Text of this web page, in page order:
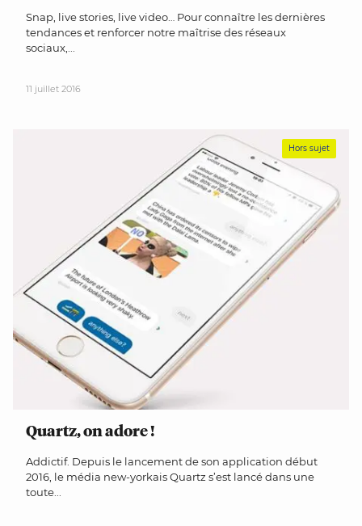
Snap, live stories, live video… Pour connaître les dernières
tendances et renforcer notre maîtrise des réseaux
sociaux,...
11 juillet 2016
Quartz, on adore !
Addictif. Depuis le lancement de son application début
2016, le média new-yorkais Quartz s’est lancé dans une
toute...
Hors sujet